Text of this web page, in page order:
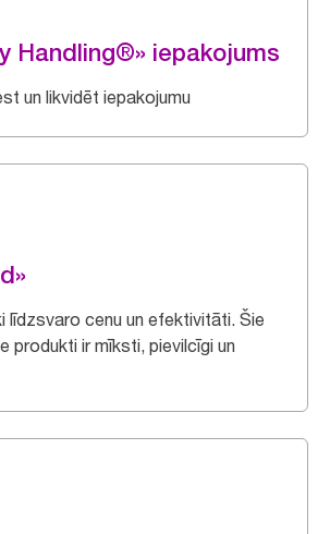
Handling®» iepakojums
un likvidēt iepakojumu
līdzsvaro cenu un efektivitāti. Šie
produkti ir mīksti, pievilcīgi un